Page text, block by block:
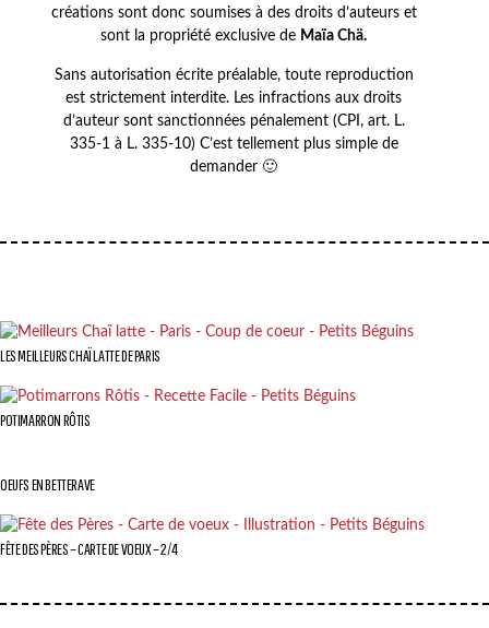
créations sont donc soumises à des droits d’auteurs et
sont la propriété exclusive de Maïa Chä.
Sans autorisation écrite préalable, toute reproduction
est strictement interdite. Les infractions aux droits
d’auteur sont sanctionnées pénalement (CPI, art. L.
335-1 à L. 335-10) C’est tellement plus simple de
demander 🙂
LES MEILLEURS CHAÏ LATTE DE PARIS
POTIMARRON RÔTIS
OEUFS EN BETTERAVE
FÊTE DES PÈRES – CARTE DE VOEUX – 2/4